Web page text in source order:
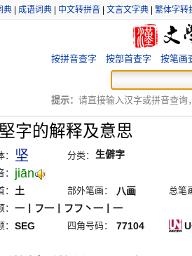
典 成语词典 中文转拼音 文言文字典 繁体字转
按拼音查字 按部首查字 按笔画
提示： 请直接输入汉字或拼音查询
堅字的解释及意思
坚 分类： 生僻字
jiān
土 部外笔画： 八画
总笔
一丨フ一丨フフ丶一丨一
SEG 四角号码： 77104